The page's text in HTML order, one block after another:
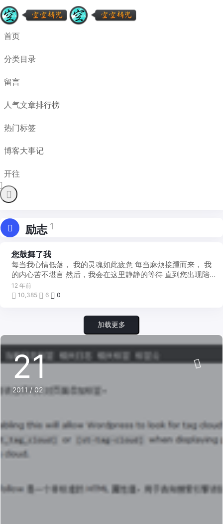
首页
分类目录
留言
人气文章排行榜
热门标签
博客大事记
开往
励志 1
他
山
之
石
您鼓舞了我
每当我心情低落， 我的灵魂如此疲惫 每当麻烦接踵而来， 我
的内心苦不堪言 然后，我会在这里静静的等待 直到您出现陪
我坐一会儿...... 有您的鼓励，所 ...
12 年前
10,385
6 0
加载更多
21
2011 / 02